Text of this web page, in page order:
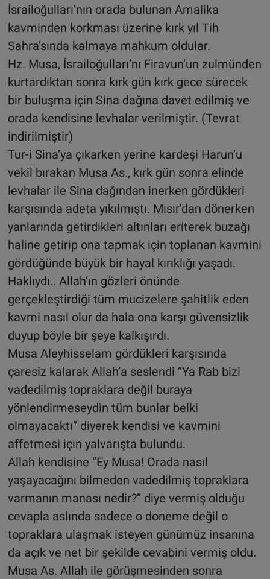
İsrailoğulları’nın orada bulunan Amalika
kavminden korkması üzerine kırk yıl Tih
Sahra’sında kalmaya mahkum oldular.
Hz. Musa, İsrailoğulları’nı Firavun’un zulmünden
kurtardıktan sonra kırk gün kırk gece sürecek
bir buluşma için Sina dağına davet edilmiş ve
orada kendisine levhalar verilmiştir. (Tevrat
indirilmiştir)
Tur-i Sina’ya çıkarken yerine kardeşi Harun’u
vekil bırakan Musa As., kırk gün sonra elinde
levhalar ile Sina dağından inerken gördükleri
karşısında adeta yıkılmıştı. Mısır’dan dönerken
yanlarında getirdikleri altınları eriterek buzağı
haline getirip ona tapmak için toplanan kavmini
gördüğünde büyük bir hayal kırıklığı yaşadı.
Haklıydı.. Allah’ın gözleri önünde
gerçekleştirdiği tüm mucizelere şahitlik eden
kavmi nasıl olur da hala ona karşı güvensizlik
duyup böyle bir şeye kalkışırdı.
Musa Aleyhisselam gördükleri karşısında
çaresiz kalarak Allah’a seslendi ‘’Ya Rab bizi
vadedilmiş topraklara değil buraya
yönlendirmeseydin tüm bunlar belki
olmayacaktı’’ diyerek kendisi ve kavmini
affetmesi için yalvarışta bulundu.
Allah kendisine ‘’Ey Musa! Orada nasıl
yaşayacağını bilmeden vadedilmiş topraklara
varmanın manası nedir?” diye vermiş olduğu
cevapla aslında sadece o doneme değil o
topraklara ulaşmak isteyen günümüz insanına
da açık ve net bir şekilde cevabini vermiş oldu.
Musa As. Allah ile görüşmesinden sonra